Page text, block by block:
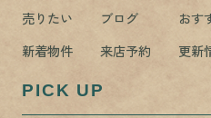
売りたい
ブログ おす
新着物件
来店予約 更新
PICK UP